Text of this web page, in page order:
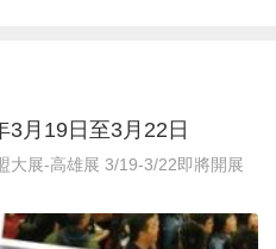
3月19日至3月22日
大展-高雄展 3/19-3/22即將開展